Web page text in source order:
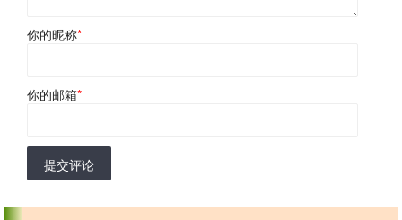
你的昵称*
你的邮箱*
提交评论